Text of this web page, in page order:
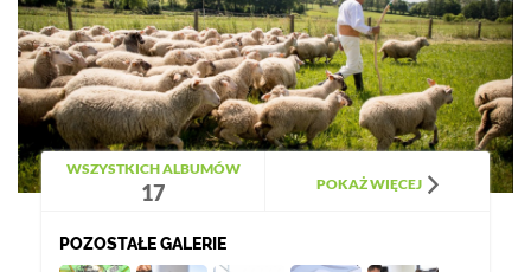
WSZYSTKICH ALBUMÓW
17 POKAŻ WIĘCEJ
POZOSTAŁE GALERIE